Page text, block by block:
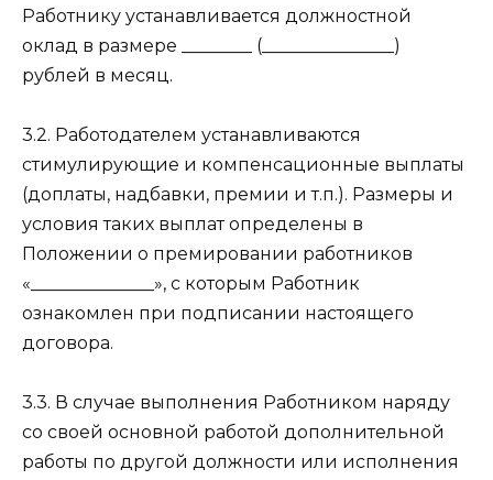
Работнику устанавливается должностной
оклад в размере ________ (_______________)
рублей в месяц.
3.2. Работодателем устанавливаются
стимулирующие и компенсационные выплаты
(доплаты, надбавки, премии и т.п.). Размеры и
условия таких выплат определены в
Положении о премировании работников
«______________», с которым Работник
ознакомлен при подписании настоящего
договора.
3.3. В случае выполнения Работником наряду
со своей основной работой дополнительной
работы по другой должности или исполнения